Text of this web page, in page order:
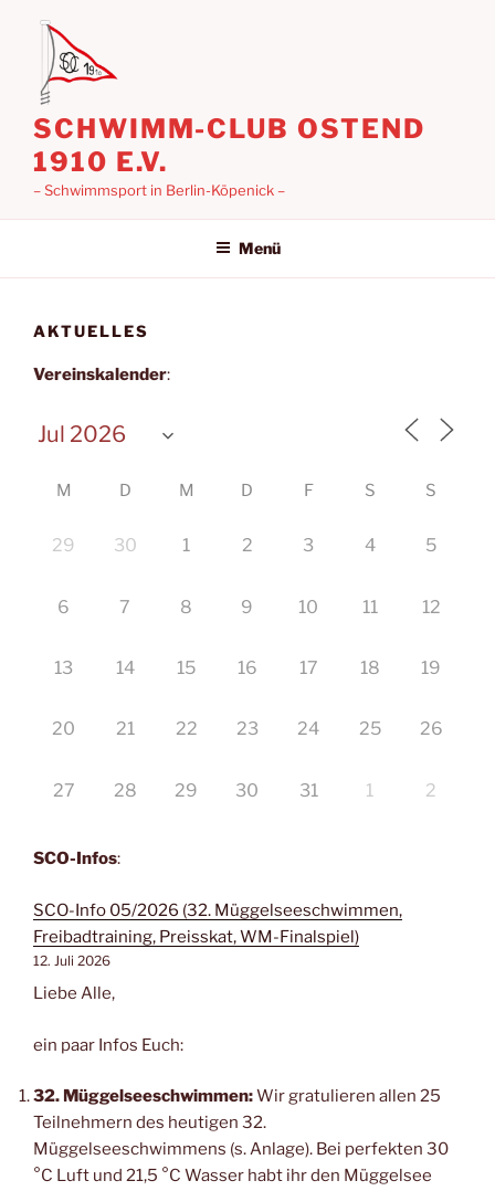
springen
SCHWIMM-CLUB OSTEND
1910 E.V.
– Schwimmsport in Berlin-Köpenick –
Menü
AKTUELLES
Vereinskalender:
M D M D F S S
29 30 1 2 3 4 5
6 7 8 9 10 11 12
13 14 15 16 17 18 19
20 21 22 23 24 25 26
27 28 29 30 31 1 2
SCO-Infos:
SCO-Info 05/2026 (32. Müggelseeschwimmen,
Freibadtraining, Preisskat, WM-Finalspiel)
12. Juli 2026
Liebe Alle,
ein paar Infos Euch:
32. Müggelseeschwimmen:Wir gratulieren allen 25
Teilnehmern des heutigen 32.
Müggelseeschwimmens (s. Anlage). Bei perfekten 30
°C Luft und 21,5 °C Wasser habt ihr den Müggelsee